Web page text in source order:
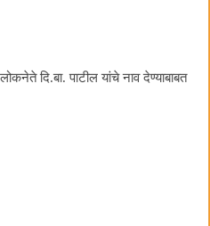
दि.बा. पाटील यांचे नाव देण्याबाबत